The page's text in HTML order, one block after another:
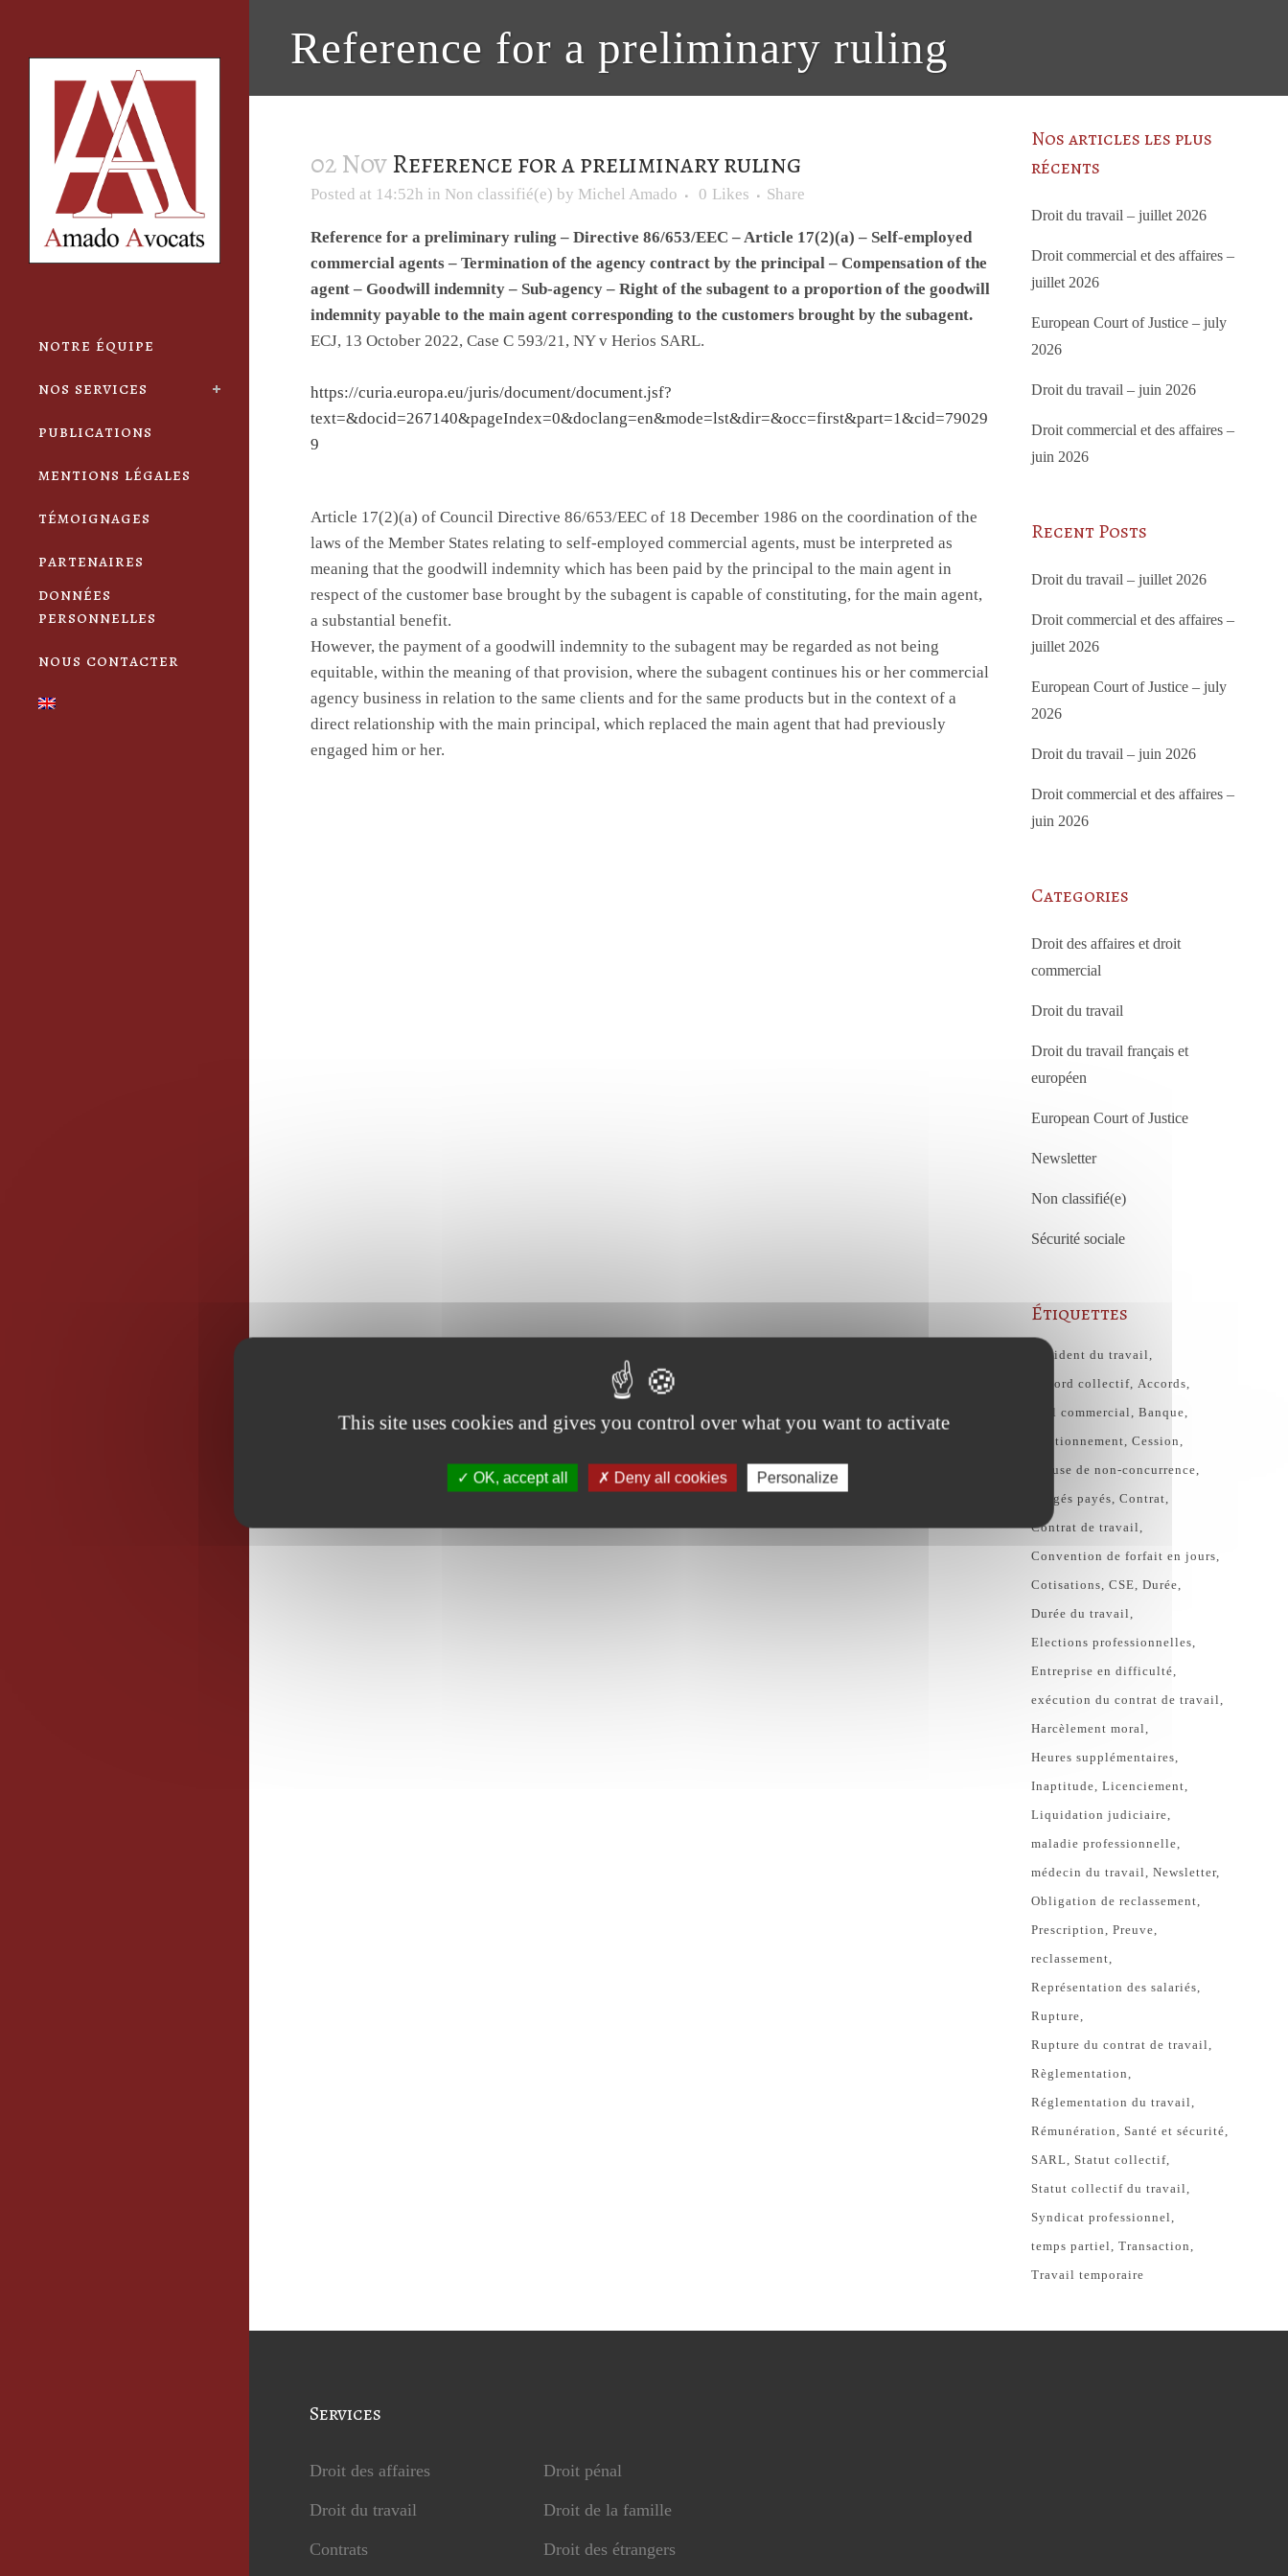
notre équipe
nos services
publications
mentions légales
témoignages
partenaires
données
personnelles
nous contacter
Reference for a preliminary ruling
02 NovReference for a preliminary ruling
Posted at 14:52h in Non classifié(e) by Michel Amado 0 Likes Share
Reference for a preliminary ruling – Directive 86/653/EEC – Article 17(2)(a) – Self-employed
commercial agents – Termination of the agency contract by the principal – Compensation of the
agent – Goodwill indemnity – Sub-agency – Right of the subagent to a proportion of the goodwill
indemnity payable to the main agent corresponding to the customers brought by the subagent.
ECJ, 13 October 2022, Case C 593/21, NY v Herios SARL.
https://curia.europa.eu/juris/document/document.jsf?
text=&docid=267140&pageIndex=0&doclang=en&mode=lst&dir=&occ=first&part=1&cid=79029
9
Article 17(2)(a) of Council Directive 86/653/EEC of 18 December 1986 on the coordination of the
laws of the Member States relating to self-employed commercial agents, must be interpreted as
meaning that the goodwill indemnity which has been paid by the principal to the main agent in
respect of the customer base brought by the subagent is capable of constituting, for the main agent,
a substantial benefit.
However, the payment of a goodwill indemnity to the subagent may be regarded as not being
equitable, within the meaning of that provision, where the subagent continues his or her commercial
agency business in relation to the same clients and for the same products but in the context of a
direct relationship with the main principal, which replaced the main agent that had previously
engaged him or her.
Nos articles les plus
récents
Droit du travail – juillet 2026
Droit commercial et des affaires –
juillet 2026
European Court of Justice – july
2026
Droit du travail – juin 2026
Droit commercial et des affaires –
juin 2026
Recent Posts
Droit du travail – juillet 2026
Droit commercial et des affaires –
juillet 2026
European Court of Justice – july
2026
Droit du travail – juin 2026
Droit commercial et des affaires –
juin 2026
Categories
Droit des affaires et droit
commercial
Droit du travail
Droit du travail français et
européen
European Court of Justice
Newsletter
Non classifié(e)
Sécurité sociale
Étiquettes
Accident du travail
Accord collectif Accords
Bail commercial
Banque
Cautionnement Cession
Clause de non-concurrence
congés payés Contrat
Contrat de travail
Convention de forfait en jours
Cotisations CSE Durée
Durée du travail
Elections professionnelles
Entreprise en difficulté
exécution du contrat de travail
Harcèlement moral
Heures supplémentaires
Inaptitude Licenciement
Liquidation judiciaire
maladie professionnelle
médecin du travail
Newsletter
Obligation de reclassement
Prescription
Preuve
reclassement
Représentation des salariés
Rupture
Rupture du contrat de travail
Règlementation
Réglementation du travail
Rémunération
Santé et sécurité
SARL
Statut collectif
Statut collectif du travail
Syndicat professionnel
temps partiel
Transaction
Travail temporaire
Services
Droit des affaires
Droit du travail
Contrats
Droit pénal
Droit de la famille
Droit des étrangers
This site uses cookies and gives you control over what you want to activate
OK, accept all Deny all cookies Personalize